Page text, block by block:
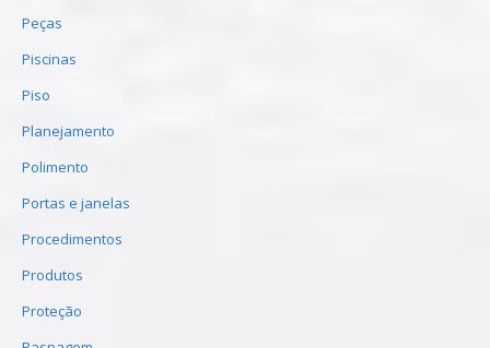
Peças
Piscinas
Piso
Planejamento
Polimento
Portas e janelas
Procedimentos
Produtos
Proteção